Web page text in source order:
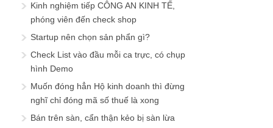
Kinh nghiệm tiếp CÔNG AN KINH TẾ,
phóng viên đến check shop
Startup nên chọn sản phẩn gì?
Check List vào đầu mỗi ca trực, có chụp
hình Demo
Muốn đóng hẳn Hộ kinh doanh thì đừng
nghĩ chỉ đóng mã số thuế là xong
Bán trên sàn, cẩn thận kẻo bị sàn lừa